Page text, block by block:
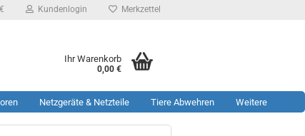
Kundenlogin Merkzettel
Ihr Warenkorb
0,00 €
Netzgeräte & Netzteile Tiere Abwehren Weitere